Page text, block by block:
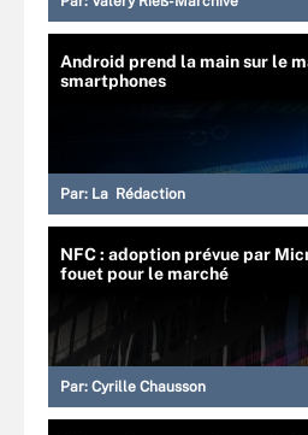
Android prend la main sur le
smartphones
Par: La Rédaction
NFC : adoption prévue par
fouet pour le marché
Par: Cyrille Chausson